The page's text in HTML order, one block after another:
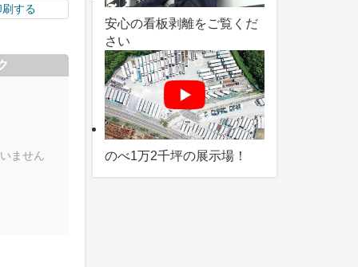
刷する
ません
安心の看板剥離をご覧くだ
さい
のべ1万2千坪の展示場！